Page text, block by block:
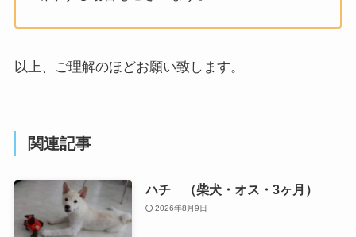
以上、ご理解のほどお願い致します。
関連記事
ハチ （柴犬・オス・3ヶ月）
2026年8月9日